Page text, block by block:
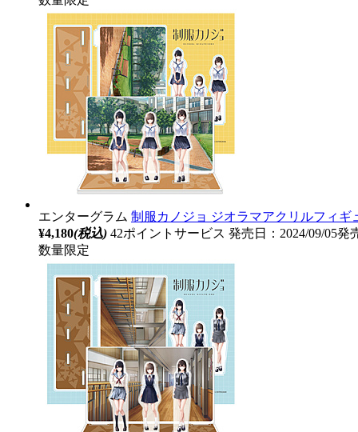
エンターグラム 制服カノジョ ジオラマアクリルフィギ
¥4,180(税込) 42ポイントサービス 発売日：2024/09/05発
数量限定